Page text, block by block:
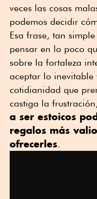
veces las cosas
podemos decidir
Esa frase, tan
pensar en lo poco
sobre la fortaleza
aceptar lo inevitable
cotidianidad que
castiga la
a ser estoicos
regalos más
ofrecerles.